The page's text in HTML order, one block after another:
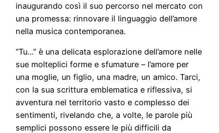
inaugurando così il suo percorso nel mercato con
una promessa: rinnovare il linguaggio dell’amore
nella musica contemporanea.
“Tu…” è una delicata esplorazione dell’amore nelle
sue molteplici forme e sfumature – l’amore per
una moglie, un figlio, una madre, un amico. Tarci,
con la sua scrittura emblematica e riflessiva, si
avventura nel territorio vasto e complesso dei
sentimenti, rivelando che, a volte, le parole più
semplici possono essere le più difficili da